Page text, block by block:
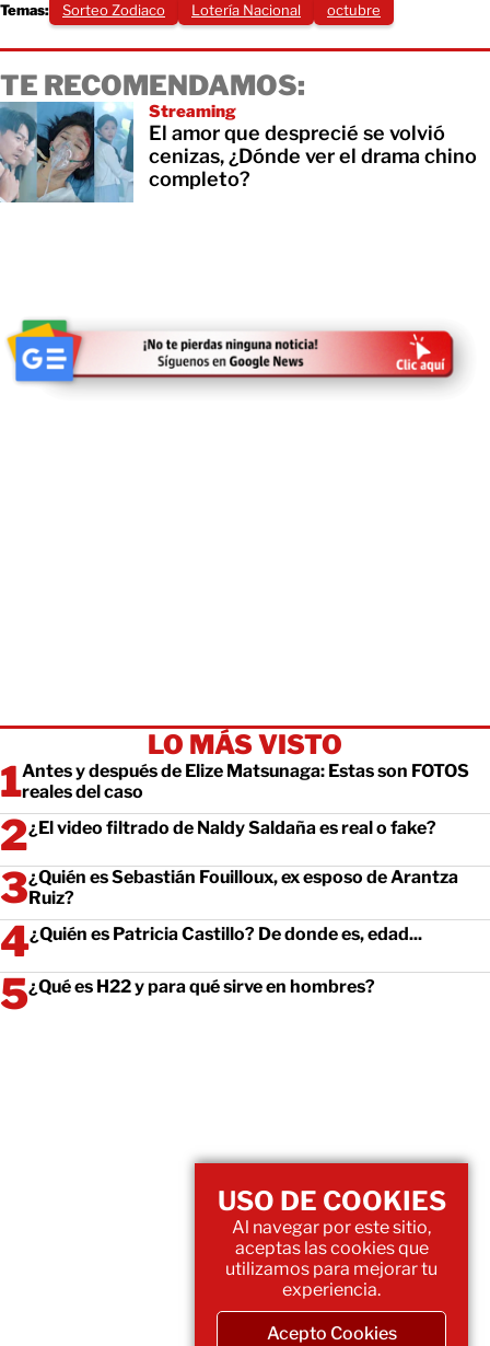
Temas: Sorteo Zodiaco Lotería Nacional octubre
TE RECOMENDAMOS:
Streaming
El amor que desprecié se volvió
cenizas, ¿Dónde ver el drama chino
completo?
LO MÁS VISTO
Antes y después de Elize Matsunaga: Estas son FOTOS
reales del caso
¿El video filtrado de Naldy Saldaña es real o fake?
¿Quién es Sebastián Fouilloux, ex esposo de Arantza
Ruiz?
¿Quién es Patricia Castillo? De donde es, edad...
¿Qué es H22 y para qué sirve en hombres?
USO DE COOKIES
Al navegar por este sitio,
aceptas las cookies que
utilizamos para mejorar tu
experiencia.
Acepto Cookies